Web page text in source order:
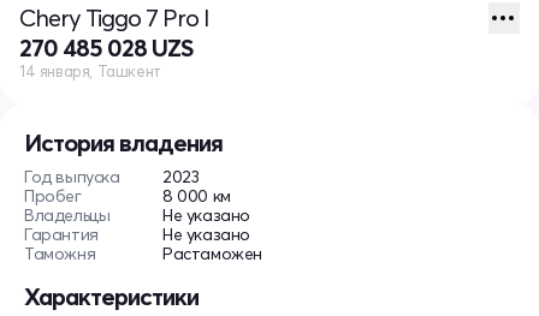
История владения
Год выпуска
2023
Пробег
8 000 км
Владельцы
Не указано
Гарантия
Не указано
Таможня
Растаможен
Характеристики
Chery Tiggo 7 Pro I
270 485 028 UZS
14 января, Ташкент